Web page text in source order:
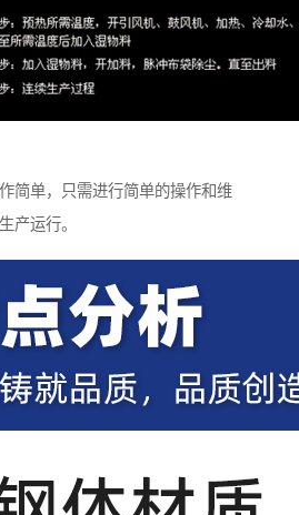
简单，只需进行简单的操作和维
产运行。